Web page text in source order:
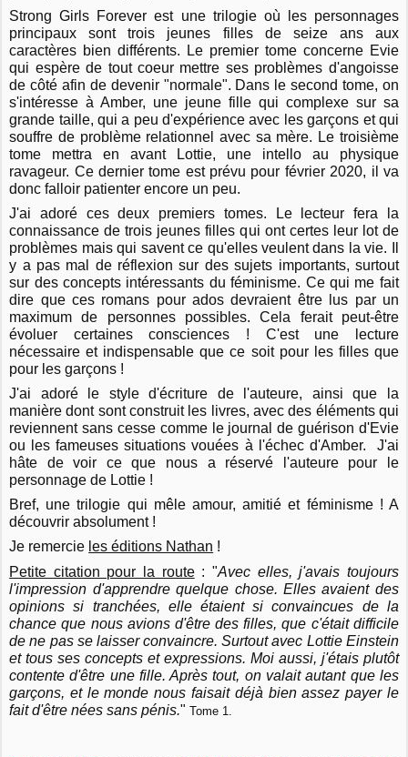
Strong Girls Forever est une trilogie où les personnages
principaux sont trois jeunes filles de seize ans aux
caractères bien différents. Le premier tome concerne Evie
qui espère de tout coeur mettre ses problèmes d'angoisse
de côté afin de devenir "normale". Dans le second tome, on
s'intéresse à Amber, une jeune fille qui complexe sur sa
grande taille, qui a peu d'expérience avec les garçons et qui
souffre de problème relationnel avec sa mère. Le troisième
tome mettra en avant Lottie, une intello au physique
ravageur. Ce dernier tome est prévu pour février 2020, il va
donc falloir patienter encore un peu.
J'ai adoré ces deux premiers tomes. Le lecteur fera la
connaissance de trois jeunes filles qui ont certes leur lot de
problèmes mais qui savent ce qu'elles veulent dans la vie. Il
y a pas mal de réflexion sur des sujets importants, surtout
sur des concepts intéressants du féminisme. Ce qui me fait
dire que ces romans pour ados devraient être lus par un
maximum de personnes possibles. Cela ferait peut-être
évoluer certaines consciences ! C'est une lecture
nécessaire et indispensable que ce soit pour les filles que
pour les garçons !
J'ai adoré le style d'écriture de l'auteure, ainsi que la
manière dont sont construit les livres, avec des éléments qui
reviennent sans cesse comme le journal de guérison d'Evie
ou les fameuses situations vouées à l'échec d'Amber. J'ai
hâte de voir ce que nous a réservé l'auteure pour le
personnage de Lottie !
Bref, une trilogie qui mêle amour, amitié et féminisme ! A
découvrir absolument !
Je remercie les éditions Nathan !
Petite citation pour la route: "Avec elles, j'avais toujours
l'impression d'apprendre quelque chose. Elles avaient des
opinions si tranchées, elle étaient si convaincues de la
chance que nous avions d'être des filles, que c'était difficile
de ne pas se laisser convaincre. Surtout avec Lottie Einstein
et tous ses concepts et expressions. Moi aussi, j'étais plutôt
contente d'être une fille. Après tout, on valait autant que les
garçons, et le monde nous faisait déjà bien assez payer le
fait d'être nées sans pénis."Tome 1.